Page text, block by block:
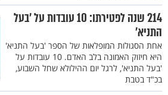
214 שנה לפטירתו: 10 עובדות על ’בעל
התניא’
אחת הסגולות המופלאות של הספר 'בעל התניא'
היא חיזוק האמונה בלב האדם. 10 עובדות על
'בעל התניא', לרגל יום ההילולא שחל השבוע,
בכ"ד בטבת